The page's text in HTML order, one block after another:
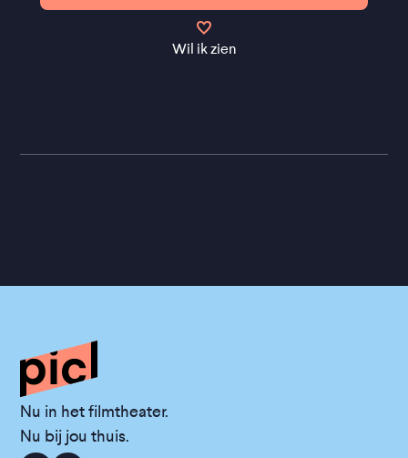
Wil ik zien
Nu in het filmtheater.
Nu bij jou thuis.